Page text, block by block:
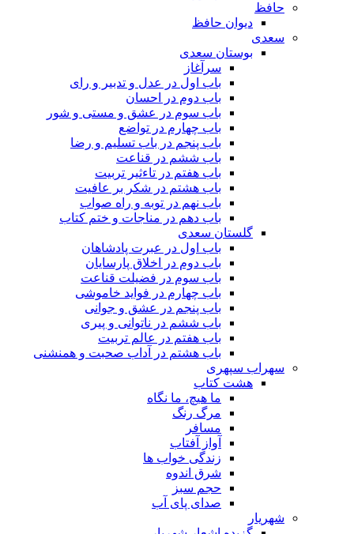
حافظ
دیوان حافظ
سعدی
بوستان سعدی
سرآغاز
باب اول در عدل و تدبیر و رای
باب دوم در احسان
باب سوم در عشق و مستی و شور
باب چهارم در تواضع
باب پنجم در باب تسلیم و رضا
باب ششم در قناعت
باب هفتم در تاءثیر تربیت
باب هشتم در شکر بر عافیت
باب نهم در توبه و راه صواب
باب دهم در مناجات و ختم کتاب
گلستان سعدی
باب اول در عبرت پادشاهان
باب دوم در اخلاق پارسایان
باب سوم در فضیلت قناعت
باب چهارم در فواید خاموشى
باب پنجم در عشق و جوانى
باب ششم در ناتوانى و پیرى
باب هفتم در عالم تربیت
باب هشتم در آداب صحبت و همنشنى
سهراب سپهری
هشت کتاب
ما هیچ، ما نگاه
مرگ رنگ
مسافر
آواز آفتاب
زندگی خواب ها
شرق اندوه
حجم سبز
صدای پای آب
شهریار